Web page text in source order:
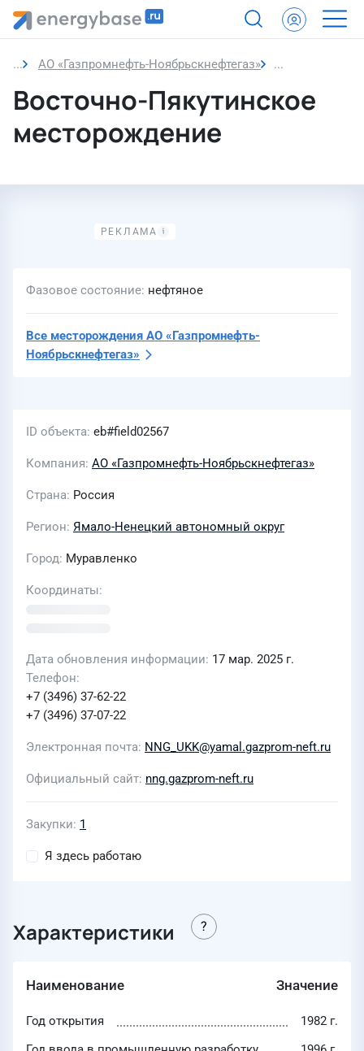
АО «Газпромнефть-Ноябрьскнефтегаз» Восточно-
Восточно-Пякутинское
месторождение
Фазовое состояние нефтяное
Все месторождения АО «Газпромнефть-
Ноябрьскнефтегаз»
ID объекта eb#field02567
Компания АО «Газпромнефть-Ноябрьскнефтегаз»
Страна Россия
Регион Ямало-Ненецкий автономный округ
Город Муравленко
Координаты
Дата обновления информации 17 мар. 2025 г.
Телефон
+7 (3496) 37-62-22
+7 (3496) 37-07-22
Электронная почта NNG_UKK@yamal.gazprom-neft.ru
Официальный сайт nng.gazprom-neft.ru
Закупки 1
Я здесь работаю
Характеристики
Наименование Значение
Год открытия
1982 г.